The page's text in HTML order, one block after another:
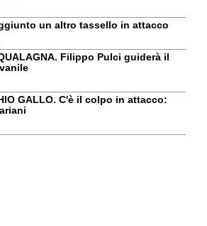
un altro tassello in attacco
Filippo Pulci guiderà il
GALLO. C'è il colpo in attacco: